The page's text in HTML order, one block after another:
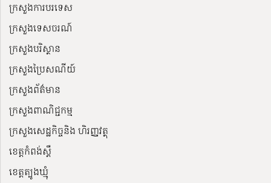
ក្រសួងការបរទេស
ក្រសួងទេសចរណ៍
ក្រសួងបរិស្ថាន
ក្រសួងប្រៃសណីយ៍
ក្រសួងព័ត៌មាន
ក្រសួងពាណិជ្ជកម្ម
ក្រសួងសេដ្ឋកិច្ចនិង ហិរញ្ញវត្ថុ
ខេត្តកំពង់ស្ពឺ
ខេត្តត្បូងឃ្មុំ